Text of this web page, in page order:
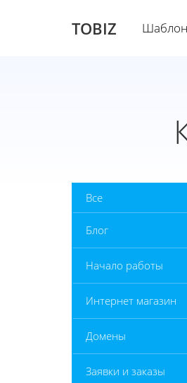
TOBIZ
Все
Блог
Начало работы
Интернет магазин
Домены
Заявки и заказы